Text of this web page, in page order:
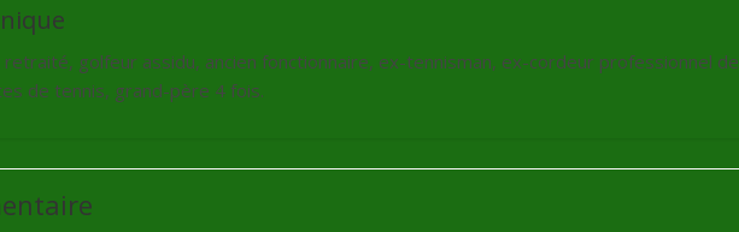
retraité, golfeur assidu, ancien fonctionnaire, ex-tennisman, ex-cordeur professionnel de
de tennis, grand-père 4 fois.